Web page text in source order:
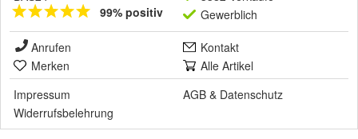
99% positiv
Gewerblich
Anrufen
Kontakt
Merken
Alle Artikel
Impressum
AGB & Datenschutz
Widerrufsbelehrung